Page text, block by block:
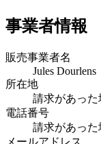
事業者情報
販売事業者名
Jules Dourlens
所在地
請求があった
電話番号
請求があった
メールアドレス